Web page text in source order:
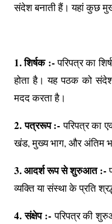
संदेश बनाती हैं। यहां कुछ
1. शिर्षक :-परिपत्र का
होता है। यह पठक को
मदद करता है।
2. पत्ररूप :- परिपत्र का
खंड, मुख्य भाग, और अंतिम
3. आदर्श रूप से शुरुआत :-
व्यक्ति या संस्था के प्रति
4. संक्षेप :-परिपत्र की